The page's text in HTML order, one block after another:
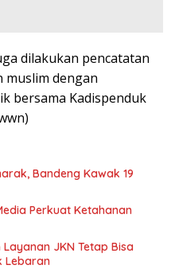
dilakukan pencatatan
dengan
bersama Kadispenduk
Bandeng Kawak 19
Perkuat Ketahanan
JKN Tetap Bisa
Lebaran